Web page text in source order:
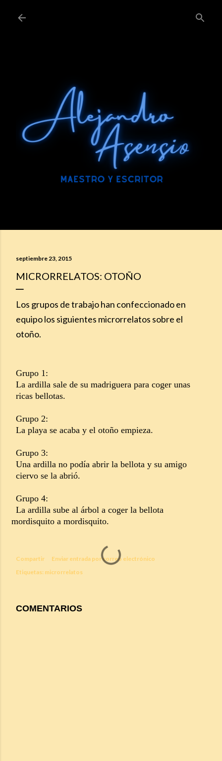
Ir al contenido principal
septiembre 23, 2015
MICRORRELATOS: OTOÑO
Los grupos de trabajo han confeccionado en
equipo los siguientes microrrelatos sobre el
otoño.
Grupo 1:
La ardilla sale de su madriguera para coger unas
ricas bellotas.
Grupo 2:
La playa se acaba y el otoño empieza.
Grupo 3:
Una ardilla no podía abrir la bellota y su amigo
ciervo se la abrió.
Grupo 4:
La ardilla sube al árbol a coger la bellota
mordisquito a mordisquito.
Compartir
Enviar entrada por correo electrónico
Etiquetas: microrrelatos
COMENTARIOS